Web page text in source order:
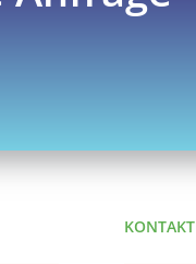
KONTAKT